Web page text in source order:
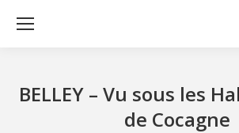
BELLEY – Vu sous les
de Cocagne